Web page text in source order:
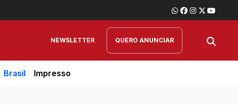
NEWSLETTER QUERO ANUNCIAR
Brasil Impresso